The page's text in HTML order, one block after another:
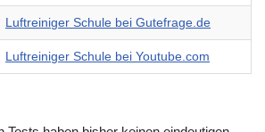
Luftreiniger Schule bei Gutefrage.de
Luftreiniger Schule bei Youtube.com